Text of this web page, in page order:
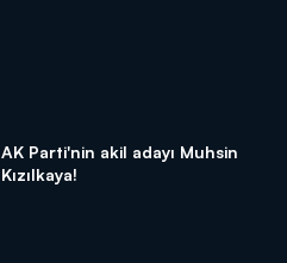
AK Parti'nin akil adayı Muhsin
Kızılkaya!